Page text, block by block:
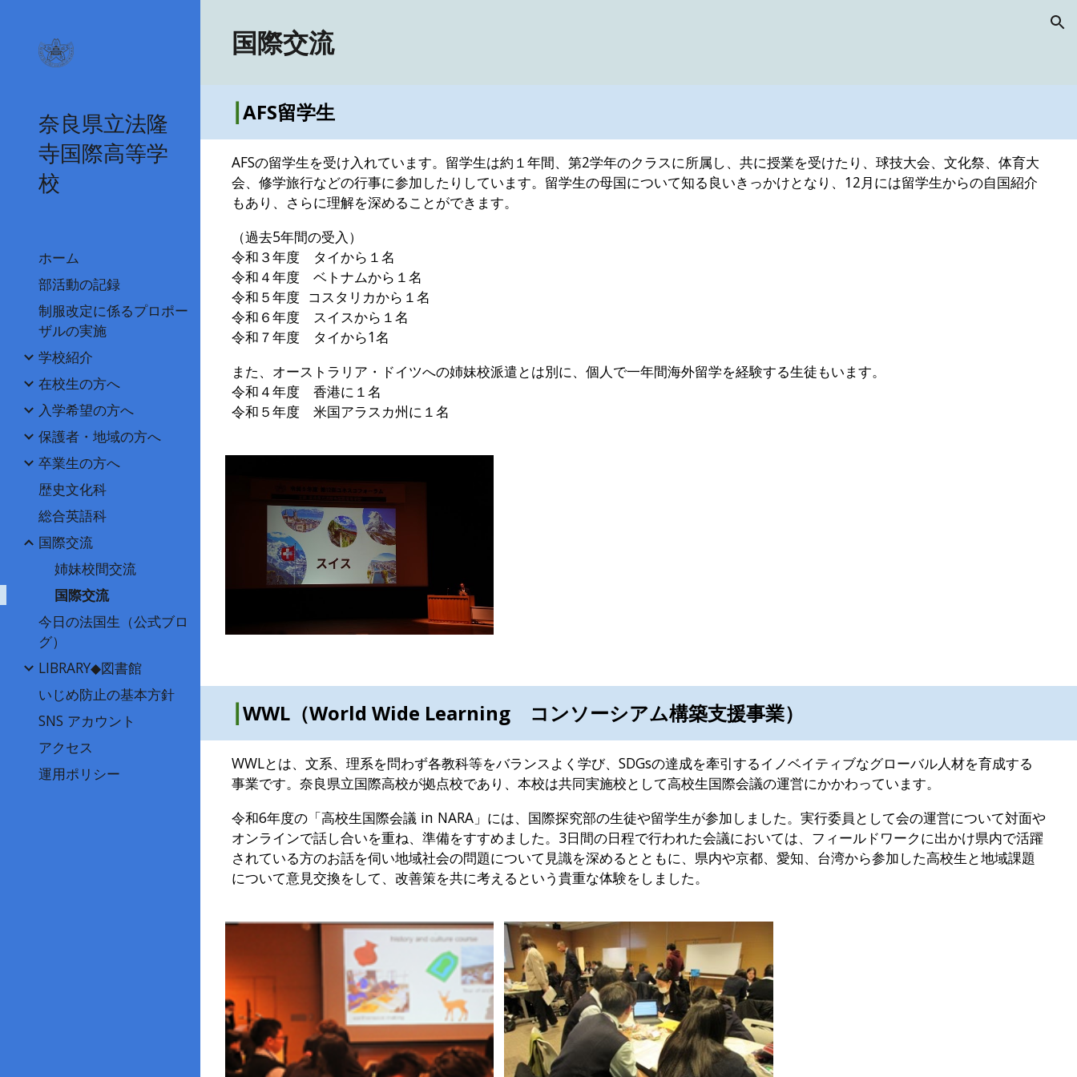
奈良県立法隆
寺国際高等学
校
ホーム
部活動の記録
制服改定に係るプロポー
ザルの実施
学校紹介
在校生の方へ
入学希望の方へ
保護者・地域の方へ
卒業生の方へ
歴史文化科
総合英語科
国際交流
姉妹校間交流
国際交流
今日の法国生（公式ブロ
グ）
LIBRARY◆図書館
いじめ防止の基本方針
SNS アカウント
アクセス
運用ポリシー
国際交流
AFS留学生
AFSの留学生を受け入れています。留学生は約１年間、第2学年のクラスに所属し、共に授業を受けたり、球技大会、文化祭、体育大
会、修学旅行などの行事に参加したりしています。留学生の母国について知る良いきっかけとなり、12月には留学生からの自国紹介
もあり、さらに理解を深めることができます。
（過去5年間の受入）
令和３年度 タイから１名
令和４年度 ベトナムから１名
令和５年度 コスタリカから１名
令和６年度 スイスから１名
令和７年度 タイから1名
また、オーストラリア・ドイツへの姉妹校派遣とは別に、個人で一年間海外留学を経験する生徒もいます。
令和４年度 香港に１名
令和５年度 米国アラスカ州に１名
WWL（World Wide Learning コンソーシアム構築支援事業）
WWLとは、文系、理系を問わず各教科等をバランスよく学び、SDGsの達成を牽引するイノベイティブなグローバル人材を育成する
事業です。奈良県立国際高校が拠点校であり、本校は共同実施校として高校生国際会議の運営にかかわっています。
令和6年度の「高校生国際会議 in NARA」には、国際探究部の生徒や留学生が参加しました。実行委員として会の運営について対面や
オンラインで話し合いを重ね、準備をすすめました。3日間の日程で行われた会議においては、フィールドワークに出かけ県内で活躍
されている方のお話を伺い地域社会の問題について見識を深めるとともに、県内や京都、愛知、台湾から参加した高校生と地域課題
について意見交換をして、改善策を共に考えるという貴重な体験をしました。